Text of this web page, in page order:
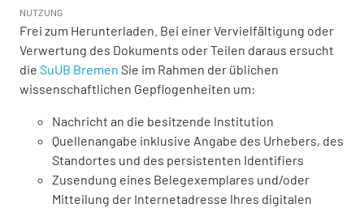
NUTZUNG
Frei zum Herunterladen. Bei einer Vervielfältigung oder
Verwertung des Dokuments oder Teilen daraus ersucht
die SuUB Bremen Sie im Rahmen der üblichen
wissenschaftlichen Gepflogenheiten um:
Nachricht an die besitzende Institution
Quellenangabe inklusive Angabe des Urhebers, des
Standortes und des persistenten Identifiers
Zusendung eines Belegexemplares und/oder
Mitteilung der Internetadresse Ihres digitalen